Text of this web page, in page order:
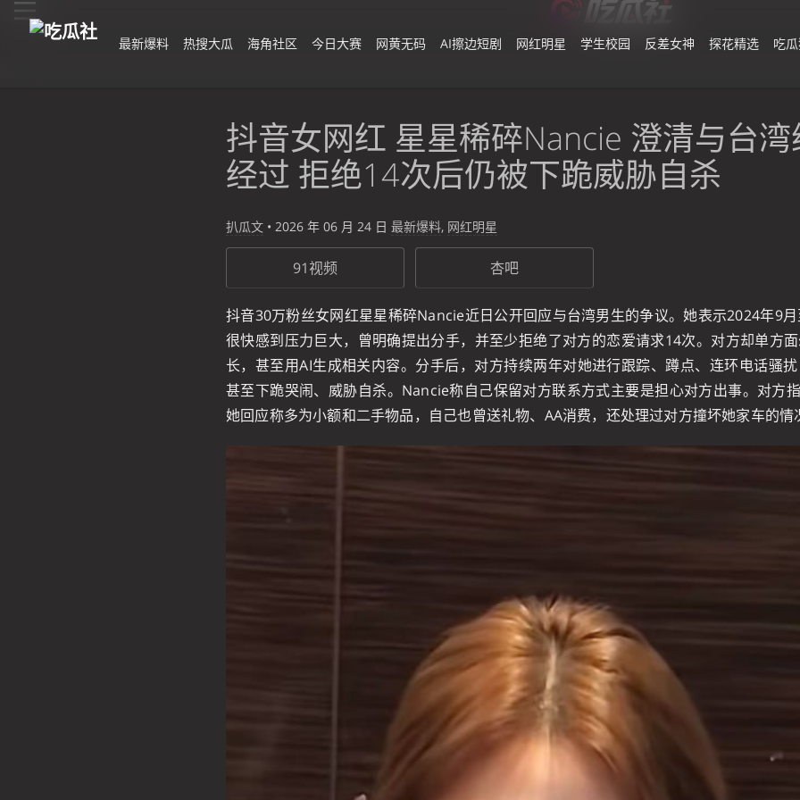
最新爆料 热搜大瓜 海角社区 今日大赛 网黄无码 AI擦边短剧 网红明星 学生校园 反差女神 探花精选 吃
抖音女网红 星星稀碎Nancie 澄清与台
经过 拒绝14次后仍被下跪威胁自杀
扒瓜文 • 2026 年 06 月 24 日 最新爆料, 网红明星
91视频 杏吧
抖音30万粉丝女网红星星稀碎Nancie近日公开回应与台湾男生的争议。她表示2024年9
很快感到压力巨大，曾明确提出分手，并至少拒绝了对方的恋爱请求14次。对方却单方
长，甚至用AI生成相关内容。分手后，对方持续两年对她进行跟踪、蹲点、连环电话骚
甚至下跪哭闹、威胁自杀。Nancie称自己保留对方联系方式主要是担心对方出事。对方
她回应称多为小额和二手物品，自己也曾送礼物、AA消费，还处理过对方撞坏她家车的情